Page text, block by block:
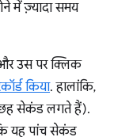
में ज़्यादा समय
उस पर क्लिक
किया. हालांकि,
सेकंड लगते हैं).
यह पांच सेकंड